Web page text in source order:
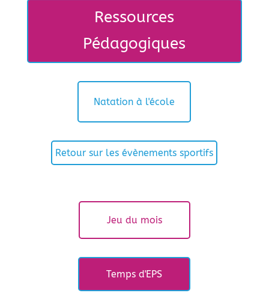
Ressources
Pédagogiques
Natation à l'école
Retour sur les évènements sportifs
Jeu du mois
Temps d'EPS